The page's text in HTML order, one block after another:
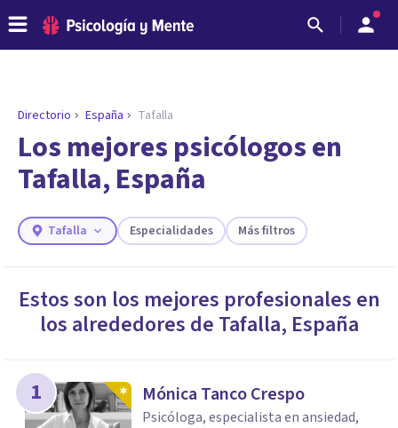
ENCONTRAR MI TERAPEUTA
¿Necesitas ayuda para encontrar el
psicólogo adecuado?
Responde a unas breves preguntas y te ofreceremos
necesidades.
Directorio España Tafalla
Los mejores psicólogos en
Tafalla, España
Tafalla Especialidades Más filtros
Estos son los mejores profesionales en
los alrededores de Tafalla, España
1 Mónica Tanco Crespo
Psicóloga, especialista en ansiedad,